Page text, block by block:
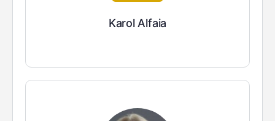
Karol Alfaia